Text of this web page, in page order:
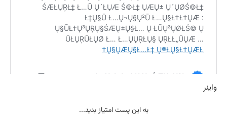
واینر
به این پست امتیاز بدید...